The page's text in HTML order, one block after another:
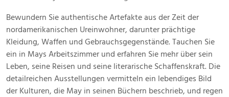
Bewundern Sie authentische Artefakte aus der Zeit der
nordamerikanischen Ureinwohner, darunter prächtige
Kleidung, Waffen und Gebrauchsgegenstände. Tauchen Sie
ein in Mays Arbeitszimmer und erfahren Sie mehr über sein
Leben, seine Reisen und seine literarische Schaffenskraft. Die
detailreichen Ausstellungen vermitteln ein lebendiges Bild
der Kulturen, die May in seinen Büchern beschrieb, und regen